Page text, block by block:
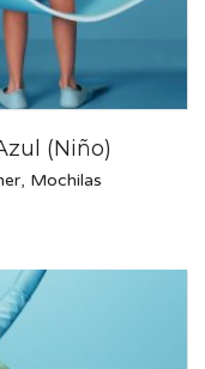
(Niño)
, Mochilas